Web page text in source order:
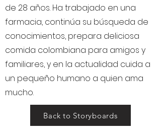
de 28 años. Ha trabajado en una
farmacia, continúa su búsqueda de
conocimientos, prepara deliciosa
comida colombiana para amigos y
familiares, y en la actualidad cuida a
un pequeño humano a quien ama
mucho.
Back to Storyboards